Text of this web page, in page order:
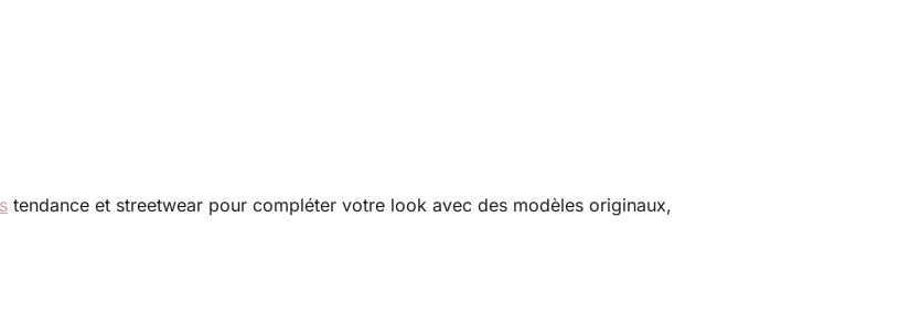
tendance et streetwear pour compléter votre look avec des modèles originaux,